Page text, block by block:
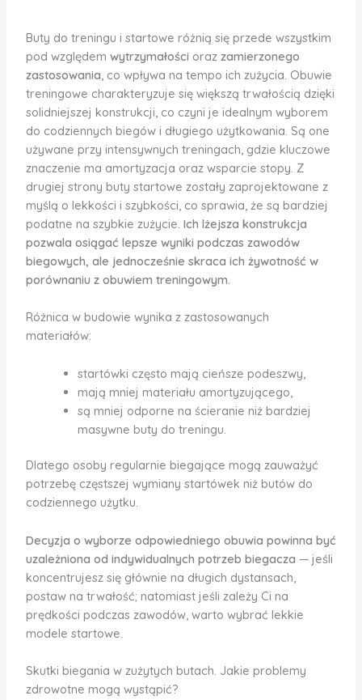
Buty do treningu i startowe różnią się przede wszystkim
pod względem wytrzymałości oraz zamierzonego
zastosowania, co wpływa na tempo ich zużycia. Obuwie
treningowe charakteryzuje się większą trwałością dzięki
solidniejszej konstrukcji, co czyni je idealnym wyborem
do codziennych biegów i długiego użytkowania. Są one
używane przy intensywnych treningach, gdzie kluczowe
znaczenie ma amortyzacja oraz wsparcie stopy. Z
drugiej strony buty startowe zostały zaprojektowane z
myślą o lekkości i szybkości, co sprawia, że są bardziej
podatne na szybkie zużycie. Ich lżejsza konstrukcja
pozwala osiągać lepsze wyniki podczas zawodów
biegowych, ale jednocześnie skraca ich żywotność w
porównaniu z obuwiem treningowym.
Różnica w budowie wynika z zastosowanych
materiałów:
startówki często mają cieńsze podeszwy,
mają mniej materiału amortyzującego,
są mniej odporne na ścieranie niż bardziej
masywne buty do treningu.
Dlatego osoby regularnie biegające mogą zauważyć
potrzebę częstszej wymiany startówek niż butów do
codziennego użytku.
Decyzja o wyborze odpowiedniego obuwia powinna być
uzależniona od indywidualnych potrzeb biegacza — jeśli
koncentrujesz się głównie na długich dystansach,
postaw na trwałość; natomiast jeśli zależy Ci na
prędkości podczas zawodów, warto wybrać lekkie
modele startowe.
Skutki biegania w zużytych butach. Jakie problemy
zdrowotne mogą wystąpić?